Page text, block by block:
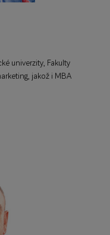
univerzity, Fakulty
jakož i MBA